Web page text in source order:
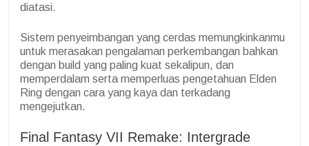
diatasi.
Sistem penyeimbangan yang cerdas memungkinkanmu
untuk merasakan pengalaman perkembangan bahkan
dengan build yang paling kuat sekalipun, dan
memperdalam serta memperluas pengetahuan Elden
Ring dengan cara yang kaya dan terkadang
mengejutkan.
Final Fantasy VII Remake: Intergrade